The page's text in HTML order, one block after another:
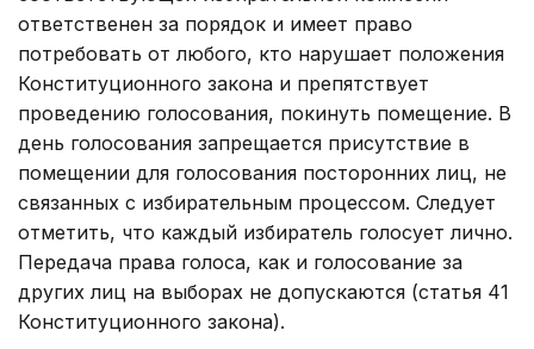
ответственен за порядок и имеет право
потребовать от любого, кто нарушает положения
Конституционного закона и препятствует
проведению голосования, покинуть помещение. В
день голосования запрещается присутствие в
помещении для голосования посторонних лиц, не
связанных с избирательным процессом. Следует
отметить, что каждый избиратель голосует лично.
Передача права голоса, как и голосование за
других лиц на выборах не допускаются (статья 41
Конституционного закона).